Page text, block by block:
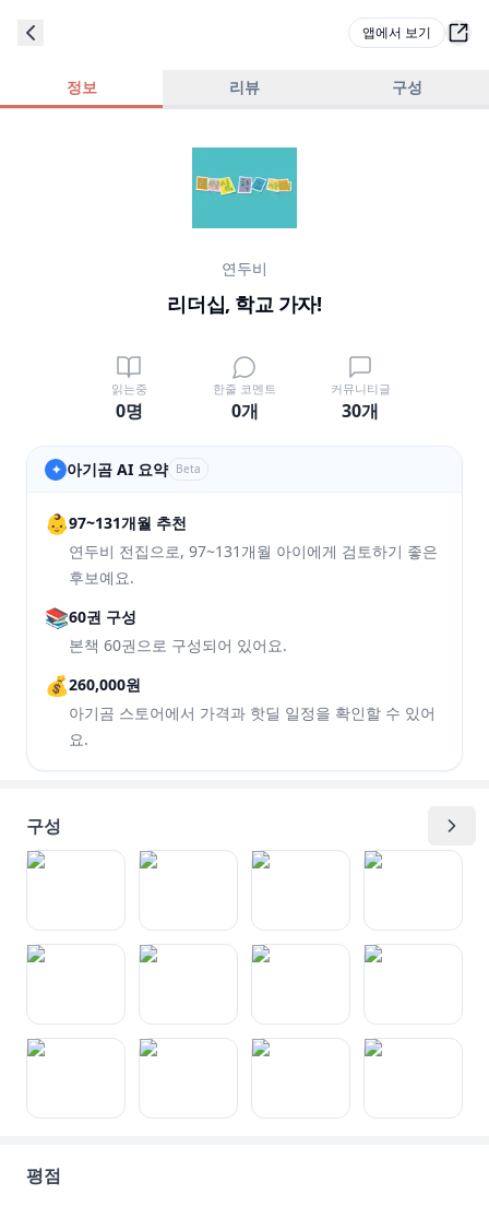
앱에서 보기
정보 리뷰 구성
연두비
리더십, 학교 가자!
읽는중
0명
한줄 코멘트
0개
커뮤니티글
30개
✦ 아기곰 AI 요약 Beta
👶97~131개월 추천
연두비 전집으로, 97~131개월 아이에게 검토하기 좋은
후보예요.
📚60권 구성
본책 60권으로 구성되어 있어요.
💰260,000원
아기곰 스토어에서 가격과 핫딜 일정을 확인할 수 있어
요.
구성
평점